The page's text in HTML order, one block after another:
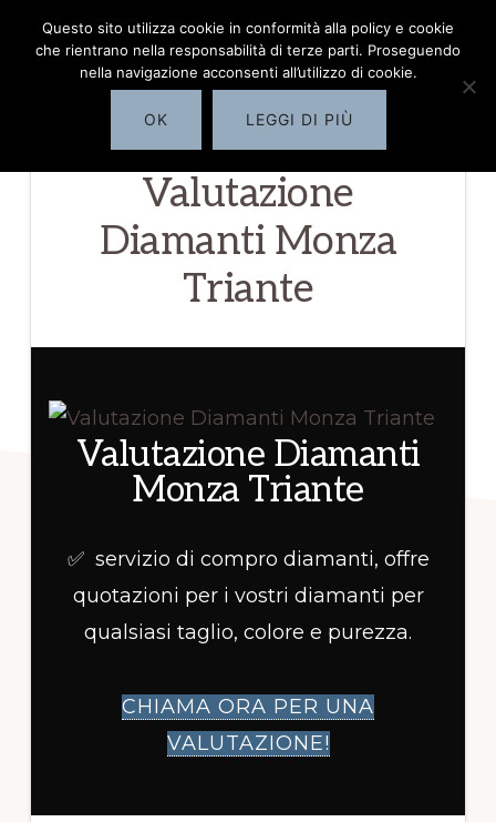
Passa
COMPRO
DIAMANTI
MILANO
quotazione
MENU
Valutazione
Diamanti Monza
Triante
Valutazione Diamanti
Monza Triante
✅ servizio di compro diamanti, offre
quotazioni per i vostri diamanti per
qualsiasi taglio, colore e purezza.
CHIAMA ORA PER UNA
VALUTAZIONE!
Questo sito utilizza cookie in conformità alla policy e cookie
che rientrano nella responsabilità di terze parti. Proseguendo
nella navigazione acconsenti all’utilizzo di cookie.
OK LEGGI DI PIÙ